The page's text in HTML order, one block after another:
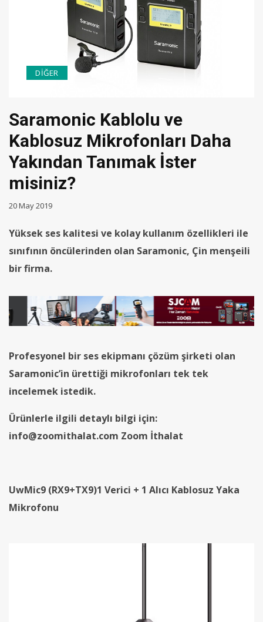
Saramonic Kablolu ve
Kablosuz Mikrofonları Daha
Yakından Tanımak İster
misiniz?
DIĞER
20 May 2019
Yüksek ses kalitesi ve kolay kullanım özellikleri ile
sınıfının öncülerinden olan Saramonic, Çin menşeili
bir firma.
Profesyonel bir ses ekipmanı çözüm şirketi olan
Saramonic’in ürettiği mikrofonları tek tek
incelemek istedik.
Ürünlerle ilgili detaylı bilgi için:
info@zoomithalat.com Zoom İthalat
UwMic9 (RX9+TX9)1 Verici + 1 Alıcı Kablosuz Yaka
Mikrofonu